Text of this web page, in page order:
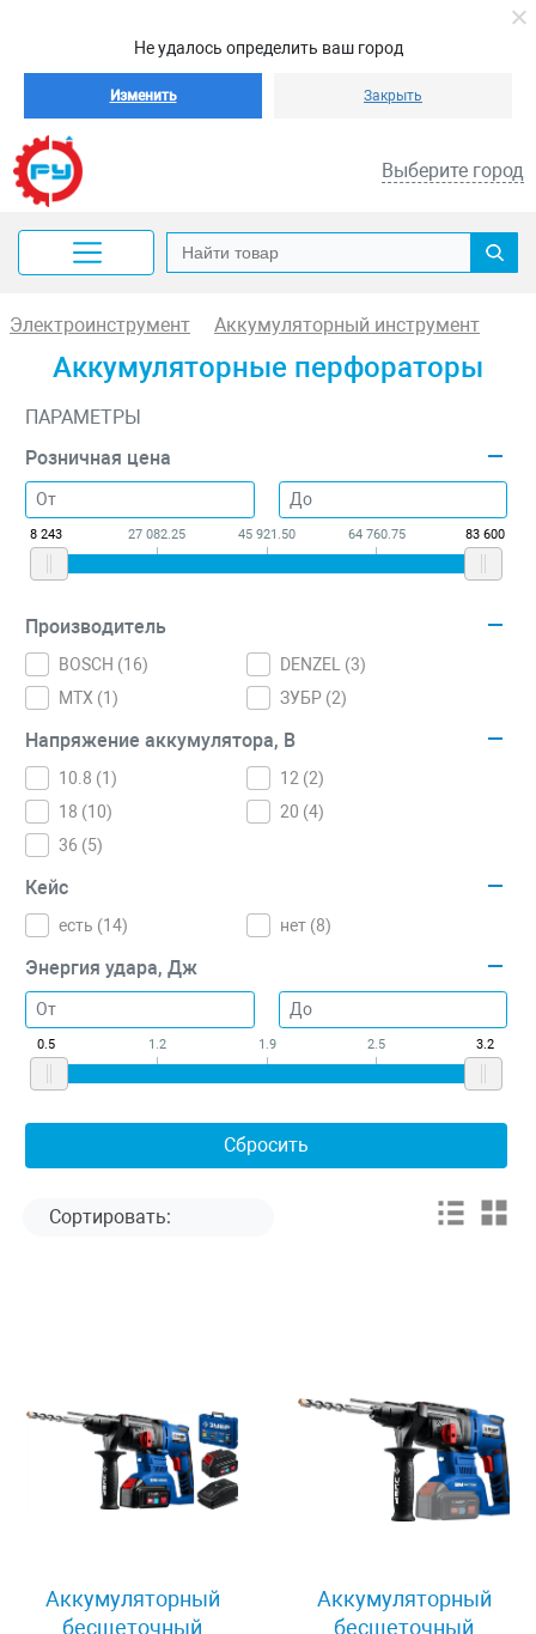
Не удалось определить ваш город
Изменить Закрыть
Выберите город
Электроинструмент Аккумуляторный инструмент
Аккумуляторные перфораторы
ПАРАМЕТРЫ
Розничная цена
8 243 27 082.25 45 921.50 64 760.75 83 600
Производитель
BOSCH (16) DENZEL (3)
MTX (1 ) ЗУБР (2)
Напряжение аккумулятора, В
10.8 (1 ) 12 (2)
18 (10) 20 (4)
36 (5)
Кейс
есть (14) нет (8)
Энергия удара, Дж
0.5 1.2 1.9 2.5 3.2
Аккумуляторный
бесщеточный
Аккумуляторный
бесщеточный